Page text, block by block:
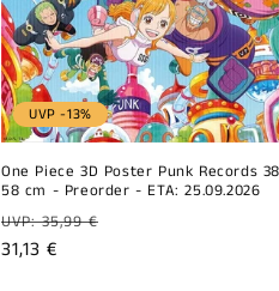
UVP -13%
One Piece 3D Poster Punk Records
58 cm - Preorder - ETA: 25.09.2026
Prix
habituel
UVP: 35,99 €
Prix
31,13 €